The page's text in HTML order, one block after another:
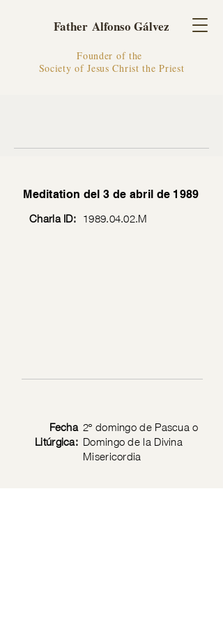
Father Alfonso Gálvez
Founder of the
Society of Jesus Christ the Priest
Meditation del 3 de abril de 1989
Charla ID: 1989.04.02.M
Fecha
Litúrgica:
2º domingo de Pascua o
Domingo de la Divina
Misericordia